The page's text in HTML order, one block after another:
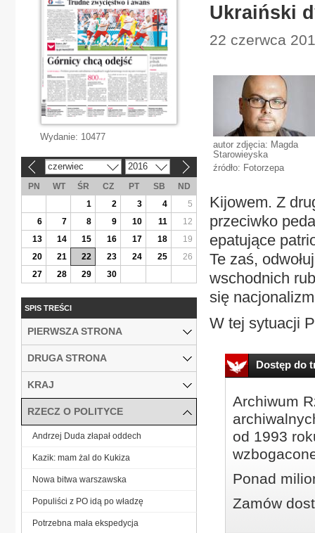
Ukraiński
22 czerwca
autor zdjęcia: Magda
Starowieyska
źródło: Fotorzepa
Kijowem. Z
przeciwko
epatujące
Te zaś,
wschodnich
się
W tej sytuacji
Dostęp do
Archiwum
od 1993
Ponad
Zamów
Wydanie: 10477
czerwiec 2016
PN WT ŚR CZ PT SB
ND
1
2 3 4
5
6
7 8 9 10 11
12
13
14 15 16 17 18
19
20
21 22 23 24 25
26
27
28 29 30
SPIS TREŚCI
PIERWSZA STRONA
DRUGA STRONA
KRAJ
RZECZ O POLITYCE
Andrzej Duda złapał oddech
Kazik: mam żal do Kukiza
Nowa bitwa warszawska
Populiści z PO idą po władzę
Potrzebna mała ekspedycja